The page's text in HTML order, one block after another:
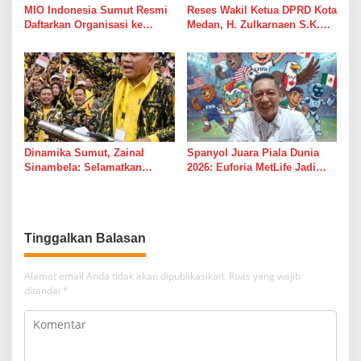
MIO Indonesia Sumut Resmi
Daftarkan Organisasi ke
Perkuat Profesionalisme
Media Online
Reses Wakil Ketua DPRD Kota
Medan, H. Zulkarnaen S.K.M
Jalan Pimpinan Medan
Perjuangan Diaspal Mulus
Dinamika Sumut, Zainal
Sinambela: Selamatkan
Spanyol Juara Piala Dunia
2026: Euforia MetLife Jadi
Tinggalkan Balasan
Alamat email Anda tidak akan dipublikasikan. Ruas yang wajib
ditandai *